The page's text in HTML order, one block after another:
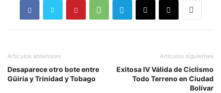
Artículos anteriores
Desaparece otro bote entre
Güiria y Trinidad y Tobago
Artículos siguientes
Exitosa IV Válida de Ciclismo
Todo Terreno en Ciudad
Bolívar